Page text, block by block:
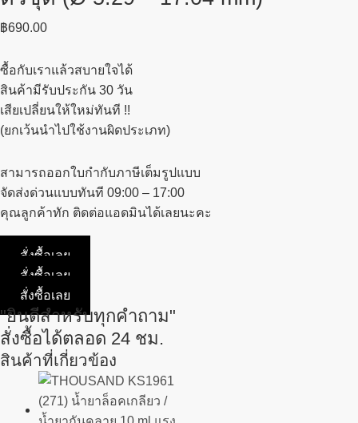
฿690.00
ซื้อกับเราแล้วสบายใจได้
สินค้ามีรับประกัน 30 วัน
เสียเปลี่ยนให้ใหม่ทันที !!
(ยกเว้นนำไปใช้งานผิดประเภท)
สามารถออกใบกำกับภาษีเต็มรูปแบบ
จัดส่งด่วนแบบทันที 09:00 – 17:00
คุณลูกค้าทัก ติดต่อแอดมินได้เลยนะคะ
สั่งซื้อเลย
สั่งซื้อเลย
สั่งซื้อเลย
"ยินดีสำหรับทุกคำถาม"
สั่งซื้อได้ตลอด 24 ชม.
สินค้าที่เกี่ยวข้อง